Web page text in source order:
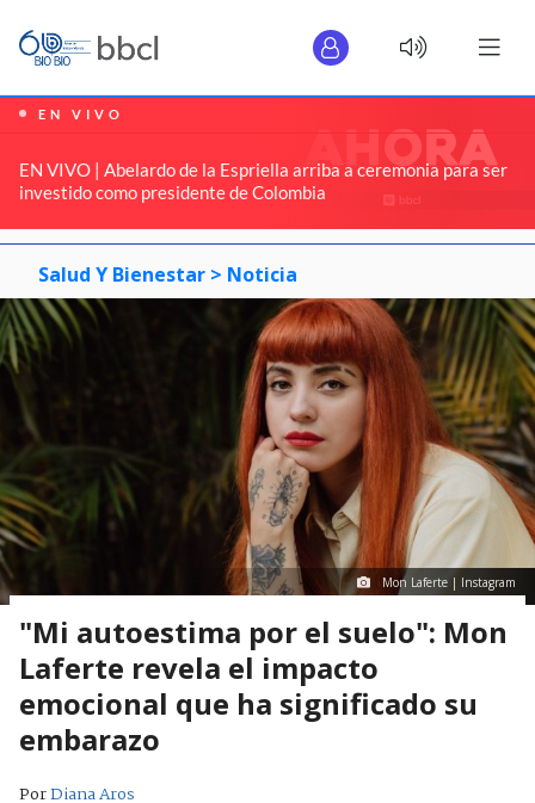
EN VIVO
EN VIVO | Abelardo de la Espriella arriba a ceremonia para ser
investido como presidente de Colombia
Salud Y Bienestar > Noticia
Mon Laferte | Instagram
"Mi autoestima por el suelo": Mon
Laferte revela el impacto
emocional que ha significado su
embarazo
PorDiana Aros